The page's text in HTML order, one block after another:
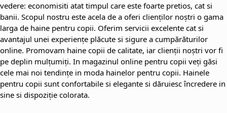
vedere: economisiti atat timpul care este foarte pretios, cat si
banii. Scopul nostru este acela de a oferi clienților noștri o gama
larga de haine pentru copii. Oferim servicii excelente cat si
avantajul unei experiențe plăcute si sigure a cumpărăturilor
online. Promovam haine copii de calitate, iar clienții noștri vor fi
pe deplin mulțumiți. In magazinul online pentru copii veți găsi
cele mai noi tendințe in moda hainelor pentru copii. Hainele
pentru copii sunt confortabile si elegante si dăruiesc încredere in
sine si dispoziție colorata.